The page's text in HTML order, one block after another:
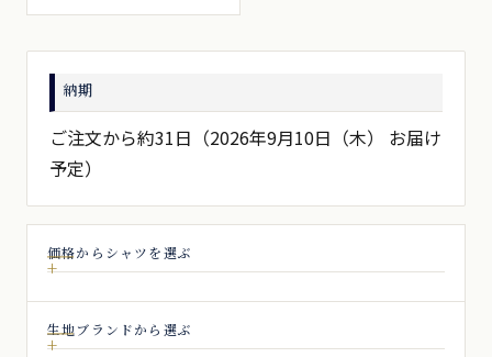
向き。
納期
ご注文から約31日（2026年9月10日（木） お届け
予定）
価格からシャツを選ぶ
生地ブランドから選ぶ